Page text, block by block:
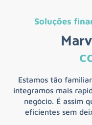
Soluções
Estamos tão
integramos mais
negócio. É assim
eficientes sem